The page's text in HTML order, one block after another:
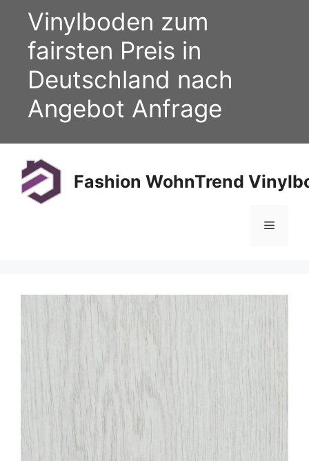
springen
Vinylboden zum
fairsten Preis in
Deutschland nach
Angebot Anfrage
Fashion WohnTrend
Menü